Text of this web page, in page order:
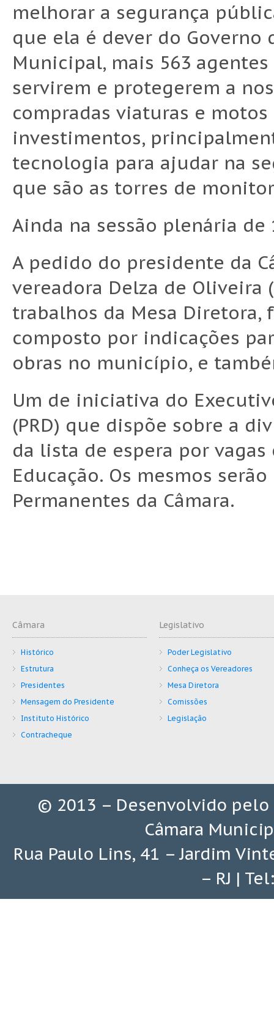
melhorar a segurança
que ela é dever do Governo
Municipal, mais 563
servirem e protegerem a
compradas viaturas e
investimentos,
tecnologia para ajudar na
que são as torres de
Ainda na sessão plenária de
A pedido do presidente da
vereadora Delza de Oliveira
trabalhos da Mesa
composto por indicações
obras no município, e
Um de iniciativa do
(PRD) que dispõe sobre a
da lista de espera por
Educação. Os mesmos
Permanentes da Câmara.
Câmara
Histórico
Estrutura
Presidentes
Mensagem do Presidente
Instituto Histórico
Contracheque
Legislativo
Poder Legislativo
Conheça os Vereadores
Mesa Diretora
Comissões
Legislação
© 2013 – Desenvolvido pelo
Câmara
Rua Paulo Lins, 41 – Jardim
– RJ |